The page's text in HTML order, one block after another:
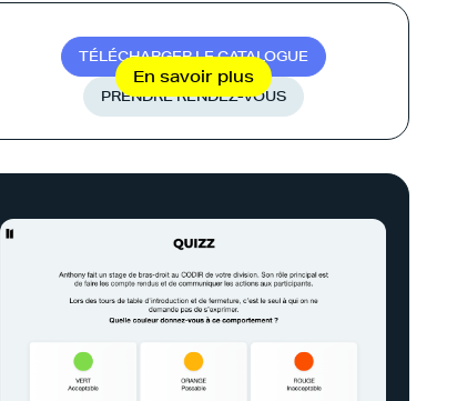
TÉLÉCHARGERLECATALOGUE
PRENDRERENDEZ-VOUS
En savoir plus